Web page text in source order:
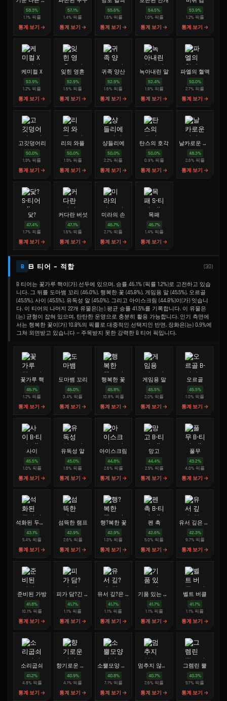
58.3%
1.1% 픽률
통계 보기 →
57.1%
1.4%픽률
통계 보기 →
55.6%
1.6%픽률
통계 보기 →
54.5%
1.0% 픽률
통계 보기 →
53.9%
1.2% 픽률
통계 보기 →
케미컬 X
53.9%
1.2%픽률
통계 보기 →
잊힌 영혼
52.9%
1.6%픽률
통계 보기 →
귀족 양산
52.9%
1.6%픽률
통계 보기 →
녹아내린 알
52.4%
1.9% 픽률
통계 보기 →
파엘의 혈액
50.0%
2.7%픽률
통계 보기 →
고깃덩어리
50.0%
1.5%픽률
통계 보기 →
리의 와플
50.0%
1.5% 픽률
통계 보기 →
샹들리에
50.0%
2.2%픽률
통계 보기 →
탄스의 호각
50.0%
0.9% 픽률
통계 보기 →
날카로운 이빨
48.3%
2.6% 픽률
통계 보기 →
닻?
47.4%
1.7%픽률
통계 보기 →
커다란 버섯
47.1%
1.6%픽률
통계 보기 →
미라의 손
46.7%
2.7%픽률
통계 보기 →
목패
46.7%
1.4% 픽률
통계 보기 →
B B 티어 - 적합 (30)
B 티어는 꽃가루 핵이(가) 선두에 있으며, 승률 46.1% (픽률 1.2%)로 고전하고 있습
니다. 그 뒤를 도마뱀 꼬리 (46.0%), 행복한 꽃 (45.8%), 게임용 말 (45.5%), 오르골
(45.5%), 사이 (45.5%), 유독성 알 (45.0%), 그리고 아이스크림 (44.8%)이(가) 잇습니
다. 이 티어의 나머지 22개 유물은(는) 평균 승률 41.5%를 기록합니다. 이 유물은
(는) 균형이 잡혀 있으며, 탄탄한 운영으로 충분히 활용 가능합니다. 인기 측면에
서는 행복한 꽃이(가) 10.8%의 픽률로 대중적인 선택지인 반면, 장화은(는) 0.9%에
그쳐 외면받고 있습니다 — 주목받지 못한 강력한 B 티어 픽입니다.
꽃가루 핵
46.1%
1.2%픽률
통계 보기 →
도마뱀 꼬리
46.0%
3.4%픽률
통계 보기 →
행복한 꽃
45.8%
10.8% 픽률
통계 보기 →
게임용 말
45.5%
2.0%픽률
통계 보기 →
오르골
45.5%
1.0%픽률
통계 보기 →
사이
45.5%
1.0% 픽률
통계 보기 →
유독성 알
45.0%
1.8%픽률
통계 보기 →
아이스크림
44.8%
2.6% 픽률
통계 보기 →
망고
44.4%
2.5% 픽률
통계 보기 →
풀무
43.2%
4.0%픽률
통계 보기 →
석화된 두꺼비
43.1%
5.4%픽률
통계 보기 →
섬뜩한 램프
42.9%
2.6% 픽률
통계 보기 →
행?복한 꽃
42.9%
1.3%픽률
통계 보기 →
펜 촉
42.6%
5.0%픽률
통계 보기 →
유서 깊은 차 세트
42.3%
9.7% 픽률
통계 보기 →
준비된 가방
41.8%
10.1%픽률
통계 보기 →
피가 담?긴 병
41.7%
1.1%픽률
통계 보기 →
유서 깊?은 차 세트
41.7%
1.1%픽률
통계 보기 →
기품 있는 망토
41.7%
1.1% 픽률
통계 보기 →
벨트 버클
41.7%
1.1%픽률
통계 보기 →
소리굽쇠
41.2%
4.8% 픽률
통계 보기 →
향기로운 버섯
40.9%
4.1%픽률
통계 보기 →
소뿔모양 걸이
40.8%
7.1% 픽률
통계 보기 →
멈추지 않는 팽이
40.7%
2.6%픽률
통계 보기 →
그렘린 뿔
40.3%
5.7%픽률
통계 보기 →